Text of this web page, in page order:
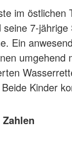
im östlichen
7-
Ein
umgehend
Kinder